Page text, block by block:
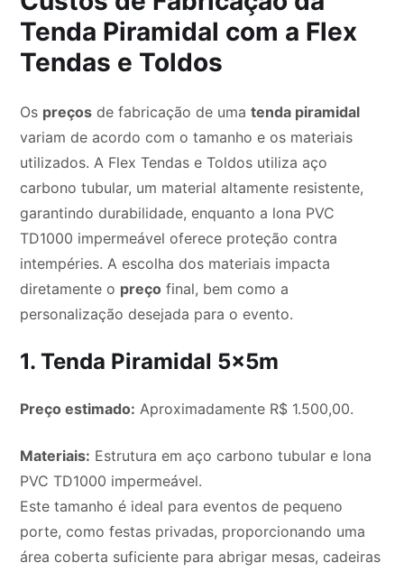
Tenda Piramidal com a Flex
Tendas e Toldos
Os preços de fabricação de umatenda piramidal
variam de acordo com o tamanho e os materiais
utilizados. A Flex Tendas e Toldos utiliza aço
carbono tubular, um material altamente resistente,
garantindo durabilidade, enquanto a lona PVC
TD1000 impermeável oferece proteção contra
intempéries. A escolha dos materiais impacta
diretamente o preço final, bem como a
personalização desejada para o evento.
1. Tenda Piramidal 5x5m
Preço estimado: Aproximadamente R$ 1.500,00.
Materiais: Estrutura em aço carbono tubular e lona
PVC TD1000 impermeável.
Este tamanho é ideal para eventos de pequeno
porte, como festas privadas, proporcionando uma
área coberta suficiente para abrigar mesas, cadeiras